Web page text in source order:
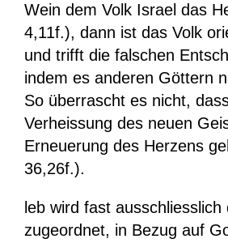
Wein dem Volk Israel das
4,11f.), dann ist das Volk
und trifft die falschen
indem es anderen Göttern
So überrascht es nicht,
Verheissung des neuen
Erneuerung des Herzens
36,26f.).
leb wird fast
zugeordnet, in Bezug auf